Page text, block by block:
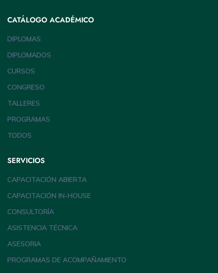
CATÁLOGO ACADÉMICO
DIPLOMAS
DIPLOMADOS
CURSOS
CONGRESO
TALLERES
PROGRAMAS
TODOS
SERVICIOS
CAPACITACIÓN ABIERTA
CAPACITACIÓN IN-HOUSE
CONSULTORÍA
ASISTENCIA TÉCNICA
ASESORIA
PROGRAMAS DE ACOMPAÑAMIENTO